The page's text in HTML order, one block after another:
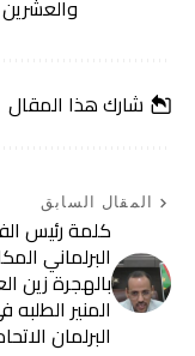
شارك هذا المقال
المقال السابق
كلمة رئيس
البرلماني
بالهجرة زين
المنير الطلبه
البرلمان